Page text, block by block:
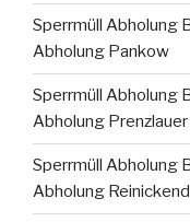
Sperrmüll Abholung
Abholung Pankow
Sperrmüll Abholung
Abholung
Sperrmüll Abholung
Abholung